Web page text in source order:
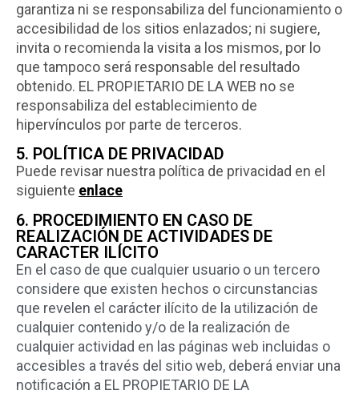
garantiza ni se responsabiliza del funcionamiento o
accesibilidad de los sitios enlazados; ni sugiere,
invita o recomienda la visita a los mismos, por lo
que tampoco será responsable del resultado
obtenido. EL PROPIETARIO DE LA WEB no se
responsabiliza del establecimiento de
hipervínculos por parte de terceros.
5. POLÍTICA DE PRIVACIDAD
Puede revisar nuestra política de privacidad en el
siguiente enlace
6. PROCEDIMIENTO EN CASO DE
REALIZACIÓN DE ACTIVIDADES DE
CARACTER ILÍCITO
En el caso de que cualquier usuario o un tercero
considere que existen hechos o circunstancias
que revelen el carácter ilícito de la utilización de
cualquier contenido y/o de la realización de
cualquier actividad en las páginas web incluidas o
accesibles a través del sitio web, deberá enviar una
notificación a EL PROPIETARIO DE LA